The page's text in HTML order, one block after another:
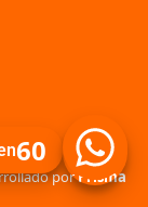
60
por Prisma